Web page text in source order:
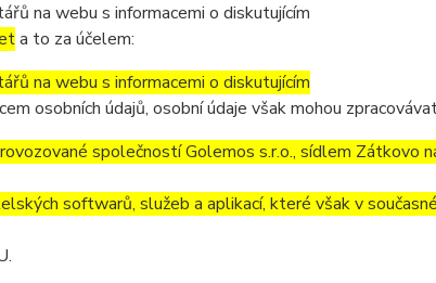
na webu s informacemi o diskutujícím
a to za účelem:
na webu s informacemi o diskutujícím
osobních údajů, osobní údaje však mohou
společností Golemos s.r.o., sídlem Zátkovo
softwarů, služeb a aplikací, které však v